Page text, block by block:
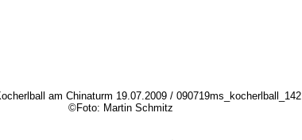
am Chinaturm 19.07.2009 / 090719ms_kocherlball_142
©Foto: Martin Schmitz